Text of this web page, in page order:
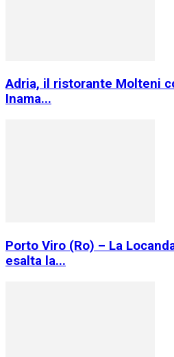
Adria, il ristorante Molteni
Inama...
Porto Viro (Ro) – La
esalta la...